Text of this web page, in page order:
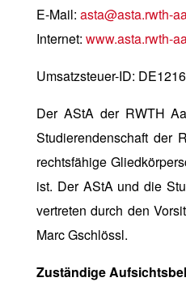
E-Mail: asta@asta.rwth-
Internet: www.asta.rwth-
Umsatzsteuer-ID:
Der AStA der RWTH
Studierendenschaft der
rechtsfähige
ist. Der AStA und die
vertreten durch den
Marc Gschlössl.
Zuständige